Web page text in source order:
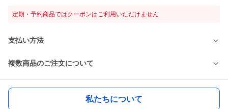
定期・予約商品ではクーポンはご利用いただけません
支払い方法
複数商品のご注文について
私たちについて